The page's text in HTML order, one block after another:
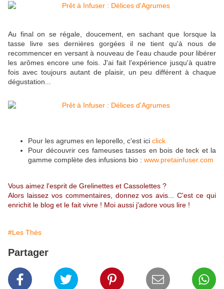
Au final on se régale, doucement, en sachant que lorsque la
tasse livre ses dernières gorgées il ne tient qu'à nous de
recommencer en versant à nouveau de l'eau chaude pour libérer
les arômes encore une fois. J'ai fait l'expérience jusqu'à quatre
fois avec toujours autant de plaisir, un peu différent à chaque
dégustation...
Pour les agrumes en leporello, c'est ici click
Pour découvrir ces fameuses tasses en bois de teck et la
gamme complète des infusions bio : www.pretainfuser.com
Vous aimez l'esprit de Grelinettes et Cassolettes ?
Alors laissez vos commentaires, donnez vos avis... C'est ce qui
enrichit le blog et le fait vivre ! Moi aussi j'adore vous lire !
#Les Thés
Partager